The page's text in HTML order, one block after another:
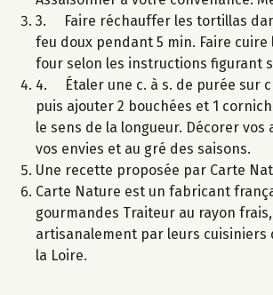
3. Faire réchauffer les tortillas
feu doux pendant 5 min. Faire cuire
four selon les instructions figurant
4. Étaler une c. à s. de purée sur
puis ajouter 2 bouchées et 1
le sens de la longueur. Décorer vos
vos envies et au gré des saisons.
Une recette proposée par Carte
Carte Nature est un fabricant
gourmandes Traiteur au rayon
artisanalement par leurs cuisiniers
la Loire.